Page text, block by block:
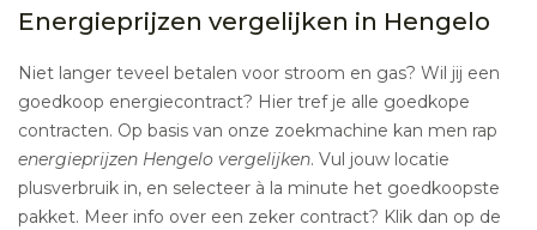
Energieprijzen vergelijken in Hengelo
Niet langer teveel betalen voor stroom en gas? Wil jij een
goedkoop energiecontract? Hier tref je alle goedkope
contracten. Op basis van onze zoekmachine kan men rap
energieprijzen Hengelo vergelijken. Vul jouw locatie
plusverbruik in, en selecteer à la minute het goedkoopste
pakket. Meer info over een zeker contract? Klik dan op de